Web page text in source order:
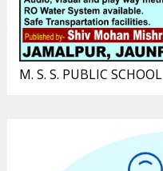
M. S. S. PUBLIC SCHOOL